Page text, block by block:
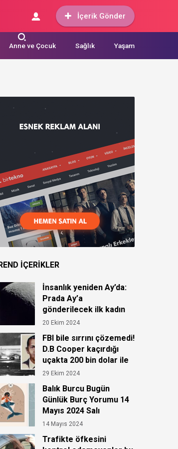
İçerik Gönder
Anne ve Çocuk Sağlık Yaşam
İÇERİKLER
İnsanlık yeniden Ay’da:
Prada Ay’a
gönderilecek ilk kadın
astronot için kıyafet
20 Ekim 2024
FBI bile sırrını çözemedi!
D.B Cooper kaçırdığı
uçakta 200 bin dolar ile
ortadan kayboldu!
29 Ekim 2024
Balık Burcu Bugün
Günlük Burç Yorumu 14
Mayıs 2024 Salı
14 Mayıs 2024
Trafikte öfkesini